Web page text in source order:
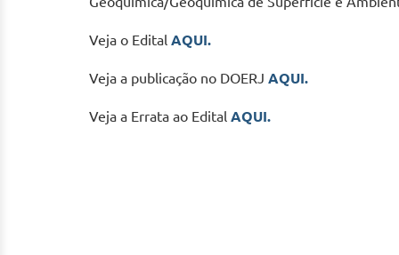
Veja o Edital AQUI.
Veja a publicação no DOERJ AQUI.
Veja a Errata ao Edital AQUI.